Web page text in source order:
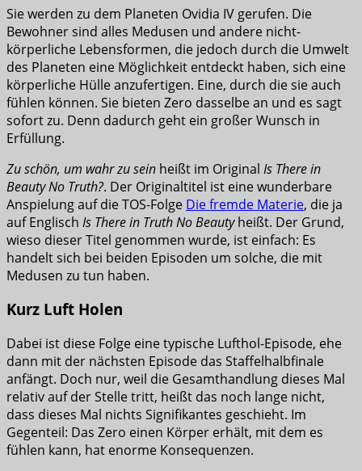
Sie werden zu dem Planeten Ovidia IV gerufen. Die
Bewohner sind alles Medusen und andere nicht-
körperliche Lebensformen, die jedoch durch die Umwelt
des Planeten eine Möglichkeit entdeckt haben, sich eine
körperliche Hülle anzufertigen. Eine, durch die sie auch
fühlen können. Sie bieten Zero dasselbe an und es sagt
sofort zu. Denn dadurch geht ein großer Wunsch in
Erfüllung.
Zu schön, um wahr zu sein heißt im Original Is There in
Beauty No Truth?. Der Originaltitel ist eine wunderbare
Anspielung auf die TOS-Folge Die fremde Materie, die ja
auf Englisch Is There in Truth No Beautyheißt. Der Grund,
wieso dieser Titel genommen wurde, ist einfach: Es
handelt sich bei beiden Episoden um solche, die mit
Medusen zu tun haben.
Kurz Luft Holen
Dabei ist diese Folge eine typische Lufthol-Episode, ehe
dann mit der nächsten Episode das Staffelhalbfinale
anfängt. Doch nur, weil die Gesamthandlung dieses Mal
relativ auf der Stelle tritt, heißt das noch lange nicht,
dass dieses Mal nichts Signifikantes geschieht. Im
Gegenteil: Das Zero einen Körper erhält, mit dem es
fühlen kann, hat enorme Konsequenzen.